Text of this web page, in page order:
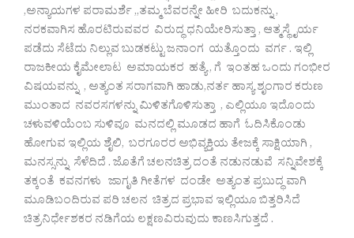
,ಅನ್ಯಾಯಗಳ ಪರಾಮರ್ಶೆ ,,ತಮ್ಮ ಬೆವರನ್ನೇ ಹೀರಿ ಬದುಕನ್ನು ,
ನರಕವಾಗಿಸ ಹೊರಟಿರುವವರ ವಿರುದ್ಧ ಧನಿಯೇರಿಸುತ್ತಾ , ಆತ್ಮಸ್ಥೈರ್ಯ
ಪಡೆದು ಸೆಟೆದು ನಿಲ್ಲುವ ಬುಡಕಟ್ಟು ಜನಾಂಗ ಯತ್ತೊಂದು ವರ್ಗ . ಇಲ್ಲಿ
ರಾಜಕೀಯ ಕೈಮೇಲಾಟ ಅಮಾಯಕರ ಹತ್ಯೆ , ಗೆ ಇಂತಹ ಒಂದು ಗಂಭೀರ
ವಿಷಯವನ್ನು , ಅತ್ಯಂತ ಸರಾಗವಾಗಿ ಹಾಡು,ನರ್ತ ಹಾಸ್ಯ ಶೃಂಗಾರ ಕರುಣ
ಮುಂತಾದ ನವರಸಗಳನ್ನು ಮಿಳಿತಗೊಳಿಸುತ್ತಾ , ಎಲ್ಲಿಯೂ ಇದೊಂದು
ಚಳುವಳಿಯೆಂಬ ಸುಳಿವೂ ಮನದಲ್ಲಿ ಮೂಡದ ಹಾಗೆ ಓದಿಸಿಕೊಂಡು
ಹೋಗುವ ಇಲ್ಲಿಯ ಶೈಲಿ, ಬರಗೂರರ ಅಭಿವ್ಯಕ್ತಿಯ ತೇಜಕ್ಕೆ ಸಾಕ್ಷಿಯಾಗಿ ,
ಮನಸ್ಸನ್ನು ಸೆಳೆದಿದೆ . ಜೊತೆಗೆ ಚಲನಚಿತ್ರ ದಂತೆ ನಡುನಡುವೆ ಸನ್ನಿವೇಶಕ್ಕೆ
ತಕ್ಕಂತೆ ಕವನಗಳು ಜಾಗೃತಿ ಗೀತೆಗಳ ದಂಡೇ ಅತ್ಯಂತ ಪ್ರಬುದ್ಧ ವಾಗಿ
ಮೂಡಿಬಂದಿರುವ ಪರಿ ಚಲನ ಚಿತ್ರದ ಪ್ರಭಾವ ಇಲ್ಲಿಯೂ ಬಿತ್ತರಿಸಿದೆ
ಚಿತ್ರನಿರ್ಧೇಶಕರ ನಡಿಗೆಯ ಲಕ್ಷಣವಿರುವುದು ಕಾಣಸಿಗುತ್ತದೆ .